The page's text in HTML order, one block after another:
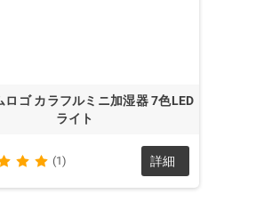
ロゴ カラフルミニ加湿器 7色LED
ライト
(1) 詳細